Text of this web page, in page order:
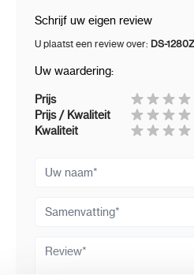
Schrijf uw eigen review
U plaatst een review over: DS-
Uw waardering:
Prijs
Prijs / Kwaliteit
Kwaliteit
Uw naam
Samenvatting
Review